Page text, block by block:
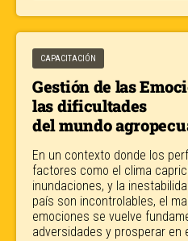
CAPACITACIÓN
Gestión de las
las dificultades
del mundo
En un contexto donde los
factores como el clima
inundaciones, y la
país son incontrolables, el
emociones se vuelve
adversidades y prosperar en